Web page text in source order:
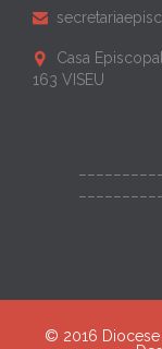


Casa
163 VISEU
© 2016 Diocese